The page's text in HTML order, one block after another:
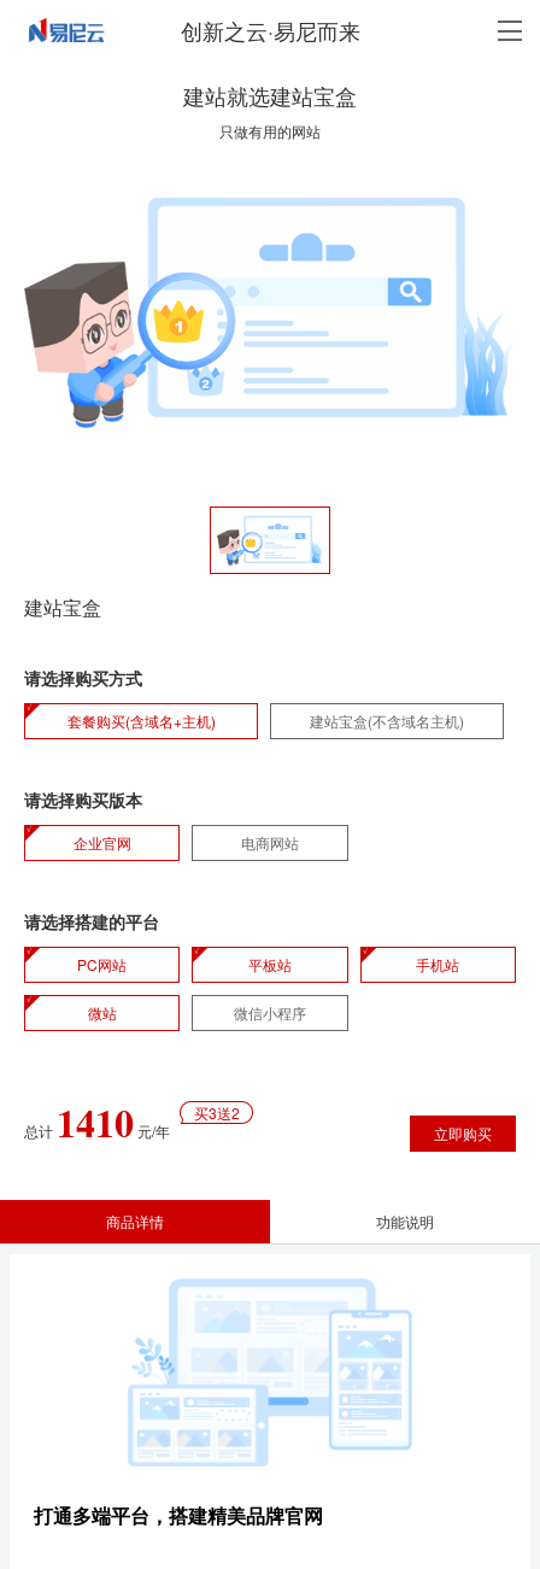
创新之云·易尼而来
建站就选建站宝盒
只做有用的网站
建站宝盒
请选择购买方式
套餐购买(含域名+主机) 建站宝盒(不含域名主机)
请选择购买版本
企业官网 电商网站
请选择搭建的平台
PC网站 平板站 手机站
微站 微信小程序
总计 1410元/年
买3送2
立即购买
商品详情 功能说明